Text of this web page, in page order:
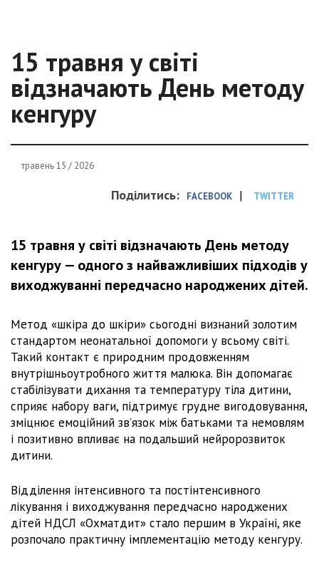
15 травня у світі
відзначають День методу
кенгуру
травень 15 / 2026
Поділитись: FACEBOOK | TWITTER
15 травня у світі відзначають День методу
кенгуру — одного з найважливіших підходів у
виходжуванні передчасно народжених дітей.
Метод «шкіра до шкіри» сьогодні визнаний золотим
стандартом неонатальної допомоги у всьому світі.
Такий контакт є природним продовженням
внутрішньоутробного життя малюка. Він допомагає
стабілізувати дихання та температуру тіла дитини,
сприяє набору ваги, підтримує грудне вигодовування,
зміцнює емоційний зв’язок між батьками та немовлям
і позитивно впливає на подальший нейророзвиток
дитини.
Відділення інтенсивного та постінтенсивного
лікування і виходжування передчасно народжених
дітей НДСЛ «Охматдит» стало першим в Україні, яке
розпочало практичну імплементацію методу кенгуру.